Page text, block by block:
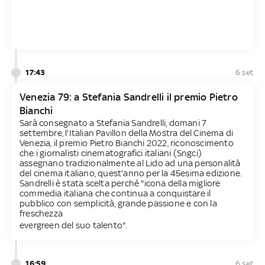
17:43 6 set
Venezia 79: a Stefania Sandrelli il premio Pietro
Bianchi
Sarà consegnato a Stefania Sandrelli, domani 7
settembre, l'Italian Pavillon della Mostra del Cinema di
Venezia, il premio Pietro Bianchi 2022, riconoscimento
che i giornalisti cinematografici italiani (Sngci)
assegnano tradizionalmente al Lido ad una personalità
del cinema italiano, quest'anno per la 45esima edizione.
Sandrelli è stata scelta perché "icona della migliore
commedia italiana che continua a conquistare il
pubblico con semplicità, grande passione e con la
freschezza
evergreen del suo talento".